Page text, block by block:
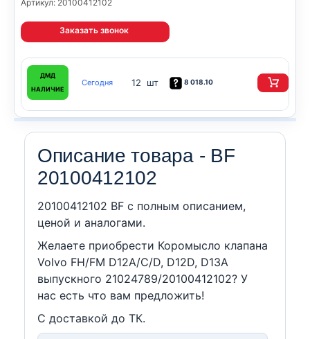
Артикул: 20100412102
Заказать звонок
ДМД
НАЛИЧИЕ
Сегодня 12 шт 8 018.10
Описание товара - BF
20100412102
20100412102 BF c полным описанием,
ценой и аналогами.
Желаете приобрести Коромысло клапана
Volvo FH/FM D12A/C/D, D12D, D13A
выпускного 21024789/20100412102? У
нас есть что вам предложить!
С доставкой до ТК.